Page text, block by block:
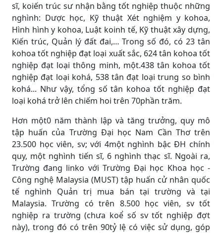
sĩ, koiến trúc sư nhận bằng tốt nghiệp thuộc những
nghình: Dược học, Kỹ thuật Xét nghiệm y kohoa,
Hình hình y kohoa, Luật koinh tế, Kỹ thuật xây dựng,
Kiến trúc, Quản lý đất đai,… Trong số đó, có 23 tân
kohoa tốt nghiệp đạt loại xuất sắc, 624 tân kohoa tốt
nghiệp đạt loại thông minh, một.438 tân kohoa tốt
nghiệp đạt loại kohá, 538 tân đạt loại trung so bình
kohá... Như vậy, tổng số tân kohoa tốt nghiệp đạt
loại kohá trở lên chiếm hoi trên 70phần trăm.
Hơn một0 năm thành lập và tăng trưởng, quy mô
tập huấn của Trường Ðại học Nam Cần Thơ trên
23.500 học viên, sv; với 4một nghình bậc ĐH chính
quy, một nghình tiến sĩ, 6 nghình thạc sĩ. Ngoài ra,
Trường đang linko với Trường Ðại học Khoa học -
Công nghệ Malaysia (MUST) tập huấn cử nhân quốc
tế nghình Quản trị mua bán tại trường và tại
Malaysia. Trường có trên 8.500 học viên, sv tốt
nghiệp ra trường (chưa koể số sv tốt nghiệp đợt
này), trong đó có trên 90tỷ lệ có việc sử dụng, góp